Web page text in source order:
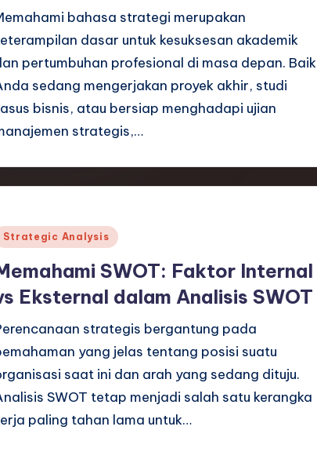
bahasa strategi merupakan
dasar untuk kesuksesan akademik
pertumbuhan profesional di masa depan. Baik
sedang mengerjakan proyek akhir, studi
bisnis, atau bersiap menghadapi ujian
strategis,…
Strategic Analysis
SWOT: Faktor Internal
Eksternal dalam Analisis SWOT
strategis bergantung pada
yang jelas tentang posisi suatu
saat ini dan arah yang sedang dituju.
SWOT tetap menjadi salah satu kerangka
paling tahan lama untuk…